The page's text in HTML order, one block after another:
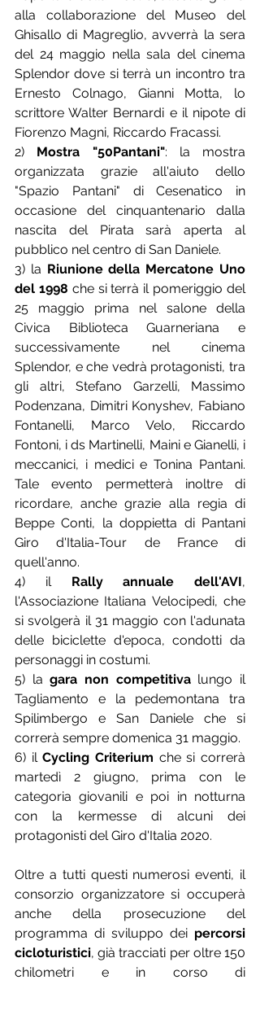
alla collaborazione del Museo del
Ghisallo di Magreglio, avverrà la sera
del 24 maggio nella sala del cinema
Splendor dove si terrà un incontro tra
Ernesto Colnago, Gianni Motta, lo
scrittore Walter Bernardi e il nipote di
Fiorenzo Magni, Riccardo Fracassi.
2) Mostra "50Pantani": la mostra
organizzata grazie all'aiuto dello
"Spazio Pantani" di Cesenatico in
occasione del cinquantenario dalla
nascita del Pirata sarà aperta al
pubblico nel centro di San Daniele.
3) la Riunione della Mercatone Uno
del 1998 che si terrà il pomeriggio del
25 maggio prima nel salone della
Civica Biblioteca Guarneriana e
successivamente nel cinema
Splendor, e che vedrà protagonisti, tra
gli altri, Stefano Garzelli, Massimo
Podenzana, Dimitri Konyshev, Fabiano
Fontanelli, Marco Velo, Riccardo
Fontoni, i ds Martinelli, Maini e Gianelli, i
meccanici, i medici e Tonina Pantani.
Tale evento permetterà inoltre di
ricordare, anche grazie alla regia di
Beppe Conti, la doppietta di Pantani
Giro d'Italia-Tour de France di
quell'anno.
4) il Rally annuale dell'AVI,
l'Associazione Italiana Velocipedi, che
si svolgerà il 31 maggio con l'adunata
delle biciclette d'epoca, condotti da
personaggi in costumi.
5) la gara non competitiva lungo il
Tagliamento e la pedemontana tra
Spilimbergo e San Daniele che si
correrà sempre domenica 31 maggio.
6) il Cycling Criterium che si correrà
martedì 2 giugno, prima con le
categoria giovanili e poi in notturna
con la kermesse di alcuni dei
protagonisti del Giro d'Italia 2020.
Oltre a tutti questi numerosi eventi, il
consorzio organizzatore si occuperà
anche della prosecuzione del
programma di sviluppo dei percorsi
cicloturistici, già tracciati per oltre 150
chilometri e in corso di